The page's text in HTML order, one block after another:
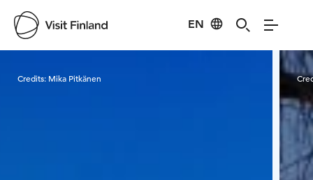
EN
Credits: Mika Pitkänen